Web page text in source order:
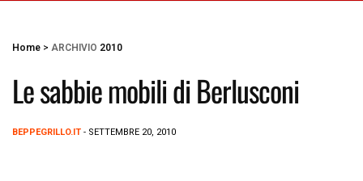
Home > ARCHIVIO 2010
Le sabbie mobili di Berlusconi
BEPPEGRILLO.IT - SETTEMBRE 20, 2010